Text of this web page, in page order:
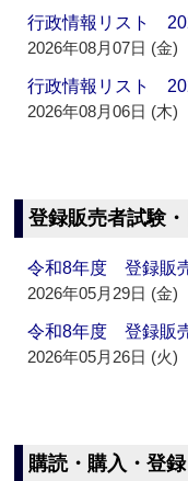
行政情報リスト
2026年08月07日 (金)
行政情報リスト
2026年08月06日 (木)
登録販売者試験
令和8年度 登録販
2026年05月29日 (金)
令和8年度 登録販
2026年05月26日 (火)
購読・購入・登録